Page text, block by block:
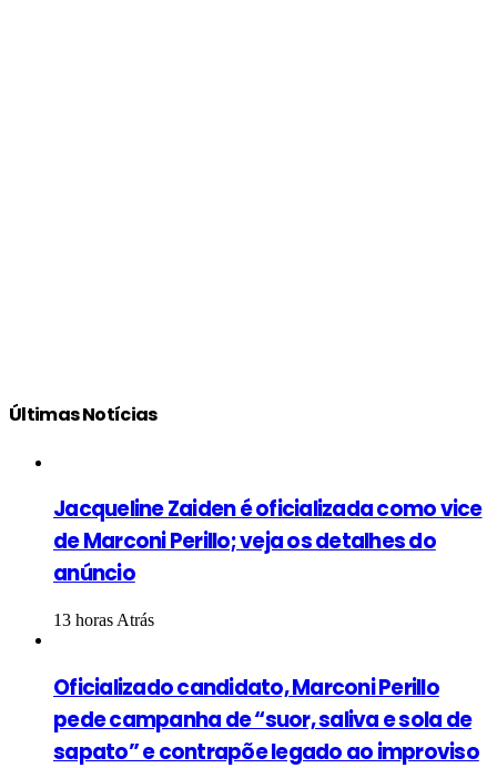
Últimas Notícias
Jacqueline Zaiden é oficializada como vice
de Marconi Perillo; veja os detalhes do
anúncio
13 horas Atrás
Oficializado candidato, Marconi Perillo
pede campanha de “suor, saliva e sola de
sapato” e contrapõe legado ao improviso